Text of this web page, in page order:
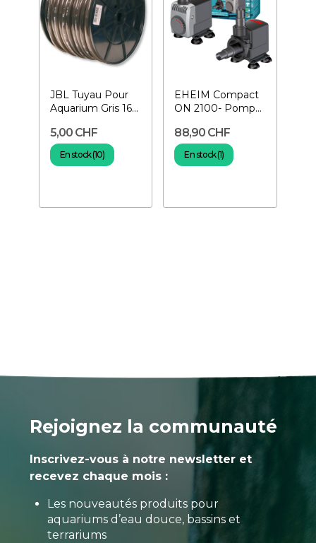
JBL Tuyau Pour
Aquarium Gris 16-
5,00 CHF
En stock (10)
EHEIM Compact
ON 2100- Pompe
88,90 CHF
En stock (1)
Rejoignez la communauté
Inscrivez-vous à notre newsletter et
recevez chaque mois :
Les nouveautés produits pour
aquariums d’eau douce, bassins et
terrariums